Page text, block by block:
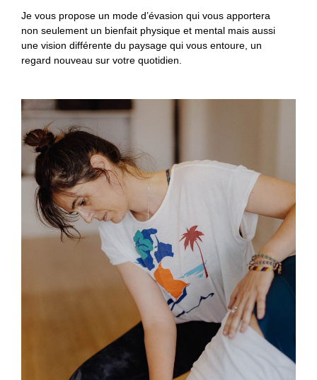
Je vous propose un mode d’évasion qui vous apportera
non seulement un bienfait physique et mental mais aussi
une vision différente du paysage qui vous entoure, un
regard nouveau sur votre quotidien.